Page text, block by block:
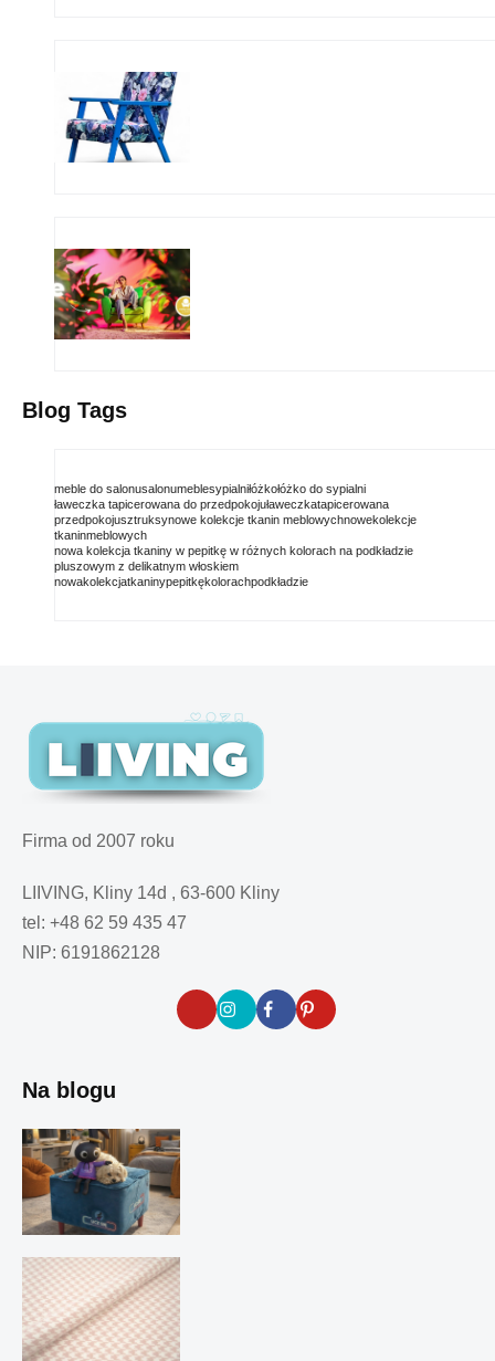
Blog Tags
meble do salonusalonumeblesypialniłóżkołóżko do sypialni
ławeczka tapicerowana do przedpokojuławeczkatapicerowana
przedpokojusztruksynowe kolekcje tkanin meblowychnowekolekcje
tkaninmeblowych
nowa kolekcja tkaniny w pepitkę w różnych kolorach na podkładzie
pluszowym z delikatnym włoskiem
nowakolekcjatkaninypepitkękolorachpodkładzie
Firma od 2007 roku
LIIVING, Kliny 14d , 63-600 Kliny
tel: +48 62 59 435 47
NIP: 6191862128
Na blogu